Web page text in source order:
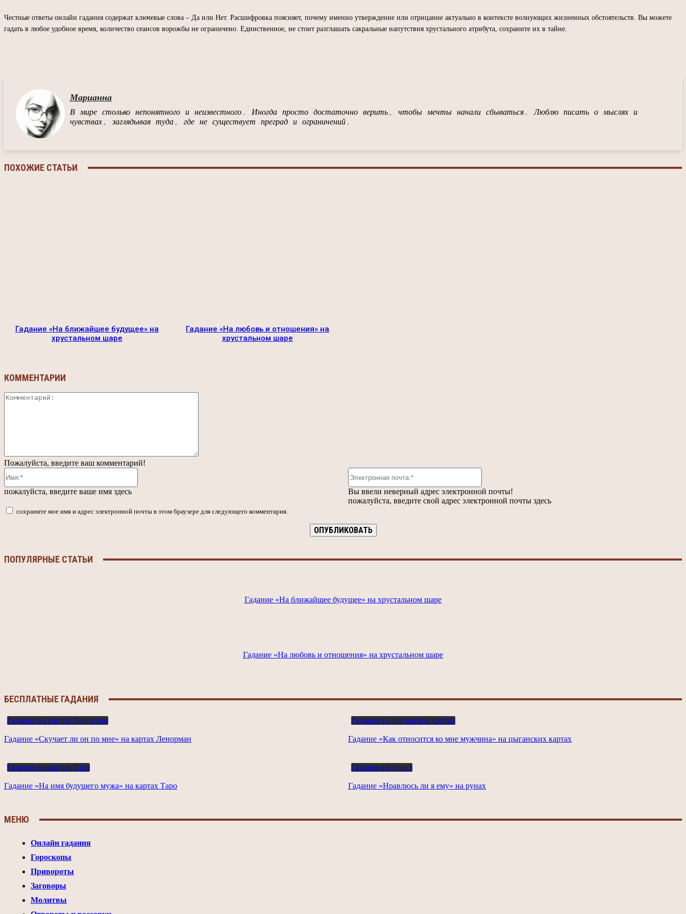
Честные ответы онлайн гадания содержат ключевые слова – Да или Нет. Расшифровка поясняет, почему именно утверждение или отрицание актуально в контексте волнующих жизненных обстоятельств. Вы можете
гадать в любое удобное время, количество сеансов ворожбы не ограничено. Единственное, не стоит разглашать сакральные напутствия хрустального атрибута, сохраните их в тайне.
Марианна
В мире столько непонятного и неизвестного. Иногда просто достаточно верить, чтобы мечты начали сбываться. Люблю писать о мыслях и
чувствах, заглядывая туда, где не существует преград и ограничений.
ПОХОЖИЕ СТАТЬИ
Гадание «На ближайшее будущее» на
хрустальном шаре
Гадание «На любовь и отношения» на
хрустальном шаре
КОММЕНТАРИИ
Пожалуйста, введите ваш комментарий!
Имя:*
пожалуйста, введите ваше имя здесь
Электронная
Вы ввели неверный адрес электронной почты!
пожалуйста, введите свой адрес электронной почты здесь
сохраните мое имя и адрес электронной почты в этом браузере для следующего комментария.
ПОПУЛЯРНЫЕ СТАТЬИ
Гадание «На ближайшее будущее» на хрустальном шаре
Гадание «На любовь и отношения» на хрустальном шаре
БЕСПЛАТНЫЕ ГАДАНИЯ
Гадания на картах Ленорман
Гадание «Скучает ли он по мне» на картах Ленорман
Гадания на цыганских картах
Гадание «Как относится ко мне мужчина» на цыганских картах
Гадания на картах Таро
Гадание «На имя будущего мужа» на картах Таро
Гадания на рунах
Гадание «Нравлюсь ли я ему» на рунах
МЕНЮ
Онлайн гадания
Гороскопы
Привороты
Заговоры
Молитвы